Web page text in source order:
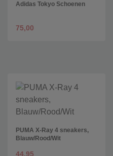
Adidas Tokyo Schoenen
75,00
PUMA X-Ray 4 sneakers,
Blauw/Rood/Wit
44,95